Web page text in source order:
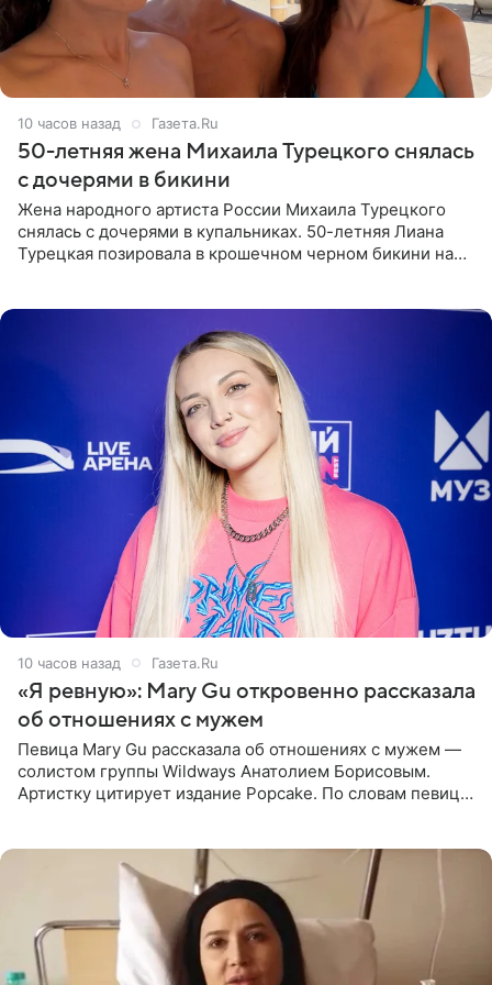
10 часов назад Газета.Ru
50-летняя жена Михаила Турецкого снялась
с дочерями в бикини
Жена народного артиста России Михаила Турецкого
снялась с дочерями в купальниках. 50-летняя Лиана
Турецкая позировала в крошечном черном бикини на
10 часов назад Газета.Ru
«Я ревную»: Mary Gu откровенно рассказала
об отношениях с мужем
Певица Mary Gu рассказала об отношениях с мужем —
солистом группы Wildways Анатолием Борисовым.
Артистку цитирует издание Popcake. По словам певицы,